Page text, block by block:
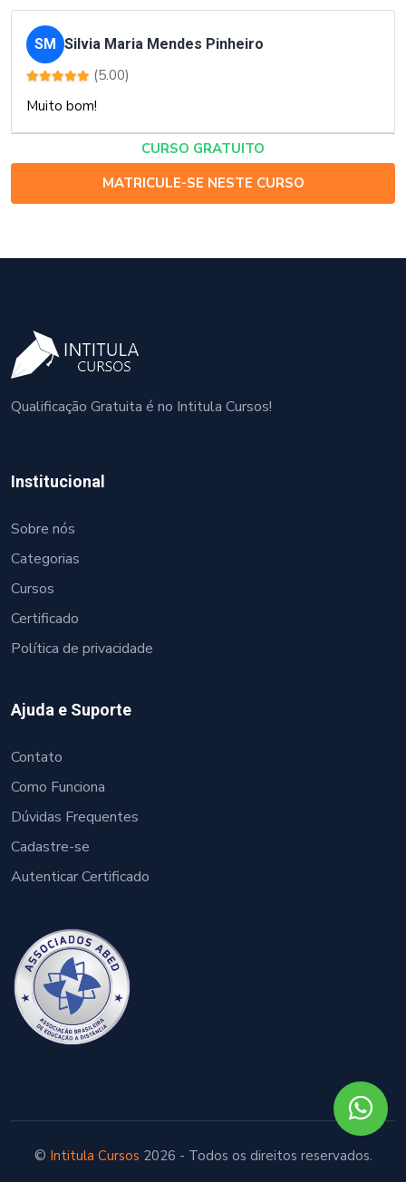
SM Silvia Maria Mendes Pinheiro
(5.00)
Muito bom!
CURSO GRATUITO
MATRICULE-SE NESTE CURSO
Qualificação Gratuita é no Intitula Cursos!
Institucional
Sobre nós
Categorias
Cursos
Certificado
Política de privacidade
Ajuda e Suporte
Contato
Como Funciona
Dúvidas Frequentes
Cadastre-se
Autenticar Certificado
© Intitula Cursos 2026 - Todos os direitos reservados.